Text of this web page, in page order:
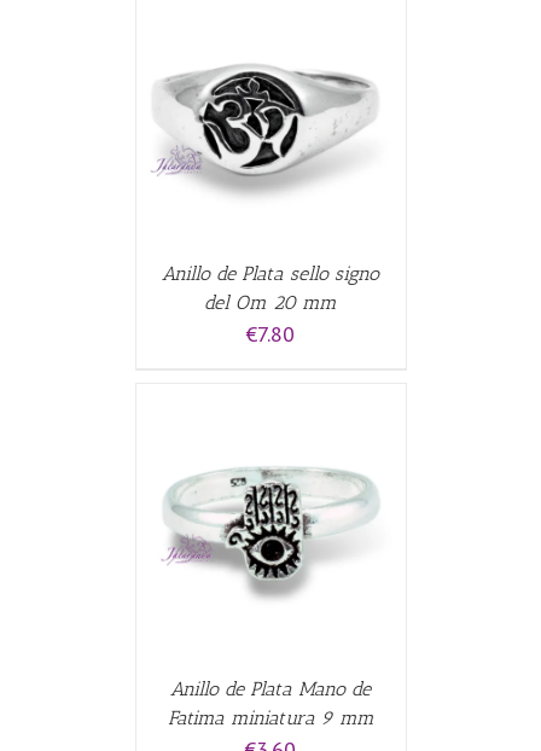
Anillo de Plata sello signo
del Om 20 mm
€7.80
Anillo de Plata Mano de
Fatima miniatura 9 mm